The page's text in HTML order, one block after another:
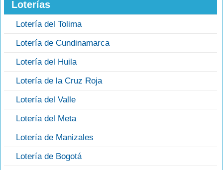
Loterías
Lotería del Tolima
Lotería de Cundinamarca
Lotería del Huila
Lotería de la Cruz Roja
Lotería del Valle
Lotería del Meta
Lotería de Manizales
Lotería de Bogotá